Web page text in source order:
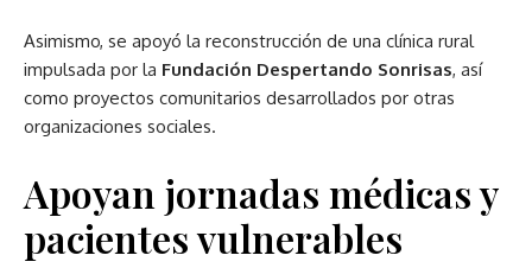
Asimismo, se apoyó la reconstrucción de una clínica rural
impulsada por la Fundación Despertando Sonrisas, así
como proyectos comunitarios desarrollados por otras
organizaciones sociales.
Apoyan jornadas médicas y
pacientes vulnerables